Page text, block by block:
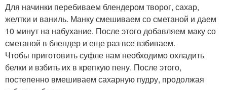
Для начинки перебиваем блендером творог, сахар,
желтки и ваниль. Манку смешиваем со сметаной и даем
10 минут на набухание. После этого добавляем маку со
сметаной в блендер и еще раз все взбиваем.
Чтобы приготовить суфле нам необходимо охладить
белки и взбить их в крепкую пену. После этого,
постепенно вмешиваем сахарную пудру, продолжая